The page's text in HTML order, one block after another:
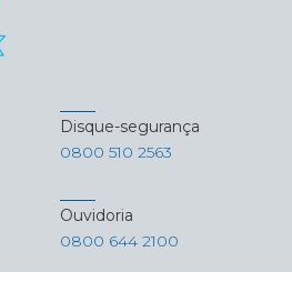
Disque-segurança
0800 510 2563
Ouvidoria
0800 644 2100